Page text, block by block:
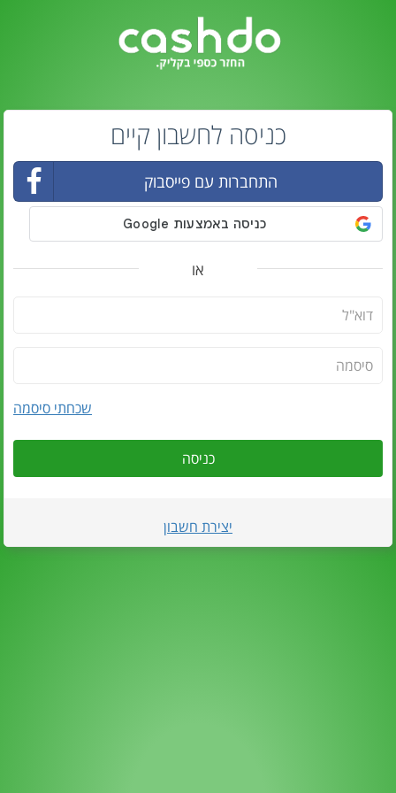
כניסה לחשבון קיים
התחברות עם פייסבוק
או
שכחתי סיסמה
כניסה
יצירת חשבון